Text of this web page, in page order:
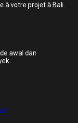
à votre projet à Bali.
awal dan